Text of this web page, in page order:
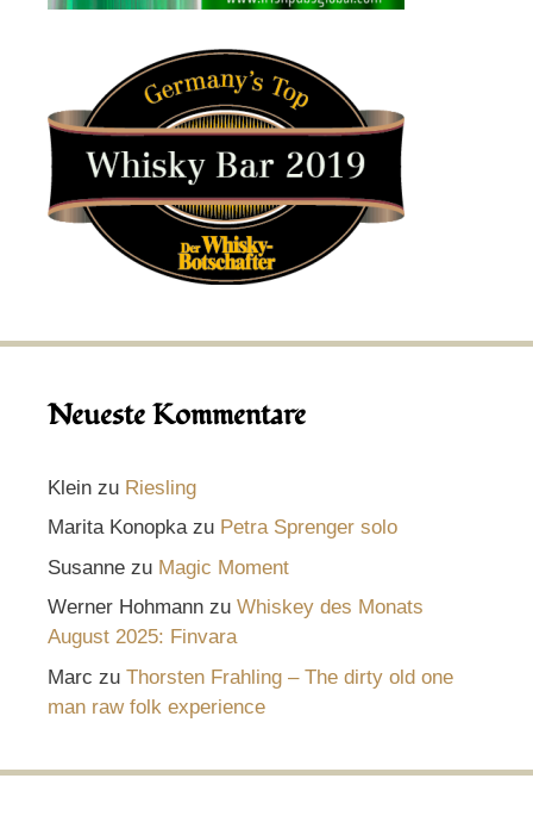
Neueste Kommentare
Klein zu Riesling
Marita Konopkazu Petra Sprenger solo
Susanne zu Magic Moment
Werner Hohmann zu Whiskey des Monats
August 2025: Finvara
Marc zu Thorsten Frahling – The dirty old one
man raw folk experience